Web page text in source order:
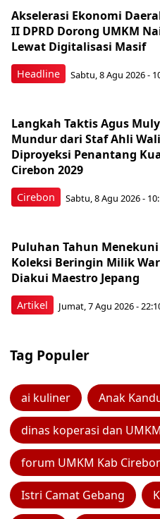
Headline
Akselerasi Ekonomi
II DPRD Dorong UMKM
Lewat Digitalisasi Masif
Sabtu, 8 Agu 2026 -
Cirebon
Langkah Taktis Agus
Mundur dari Staf Ahli
Diproyeksi Penantang
Cirebon 2029
Sabtu, 8 Agu 2026 -
Artikel
Puluhan Tahun
Koleksi Beringin Milik
Diakui Maestro Jepang
Jumat, 7 Agu 2026 -
Tag Populer
ai kuliner Anak
dinas koperasi dan UMKM
forum UMKM Kab
Istri Camat Gebang